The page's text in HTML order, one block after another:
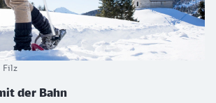
Filz
der Bahn